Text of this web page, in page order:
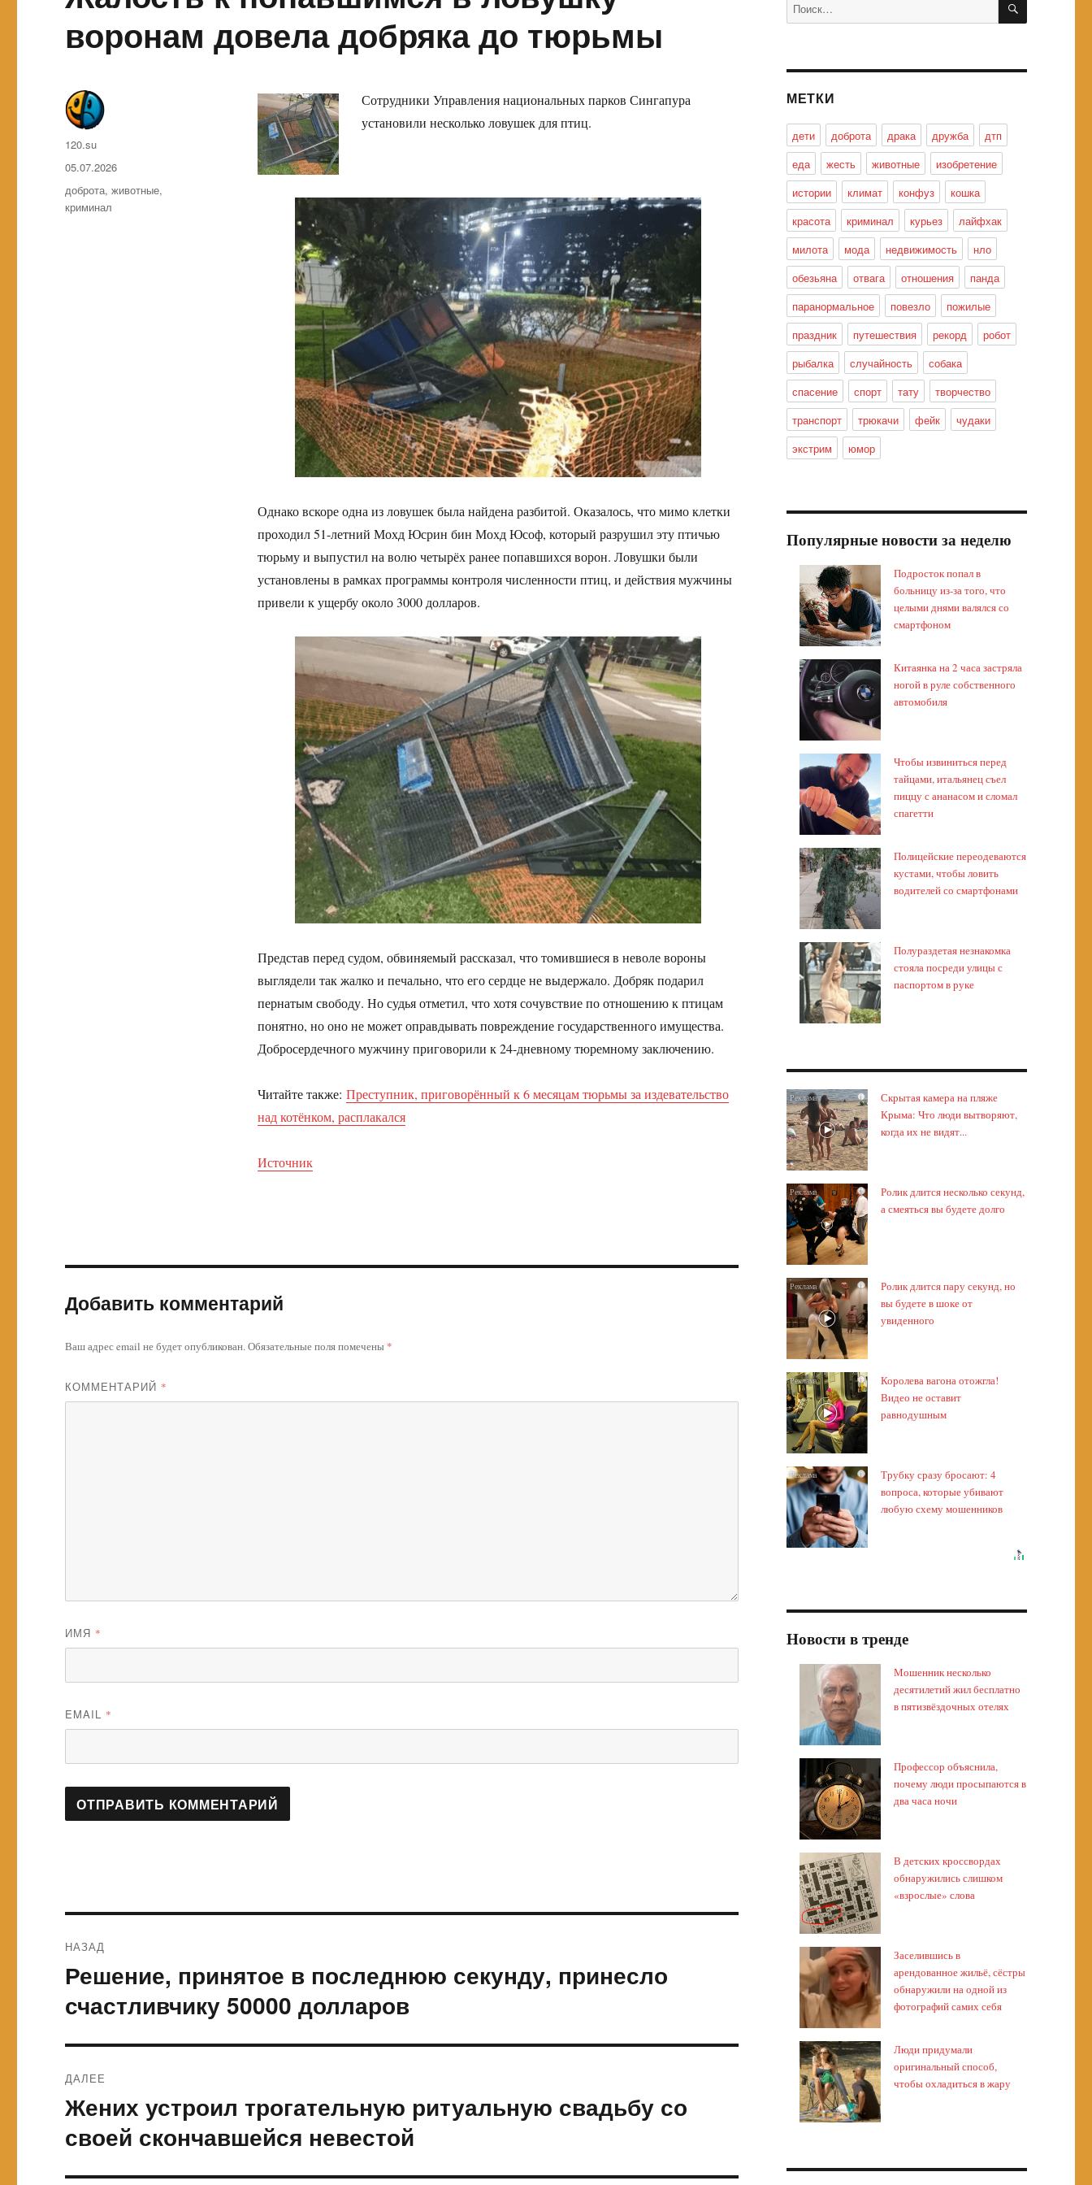
воронам довела добряка до тюрьмы
Сотрудники Управления национальных парков Сингапура
установили несколько ловушек для птиц.
Однако вскоре одна из ловушек была найдена разбитой. Оказалось, что мимо клетки
проходил 51-летний Мохд Юсрин бин Мохд Юсоф, который разрушил эту птичью
тюрьму и выпустил на волю четырёх ранее попавшихся ворон. Ловушки были
установлены в рамках программы контроля численности птиц, и действия мужчины
привели к ущербу около 3000 долларов.
Представ перед судом, обвиняемый рассказал, что томившиеся в неволе вороны
выглядели так жалко и печально, что его сердце не выдержало. Добряк подарил
пернатым свободу. Но судья отметил, что хотя сочувствие по отношению к птицам
понятно, но оно не может оправдывать повреждение государственного имущества.
Добросердечного мужчину приговорили к 24-дневному тюремному заключению.
Читайте также: Преступник, приговорённый к 6 месяцам тюрьмы за издевательство
над котёнком, расплакался
Источник
Автор
120.su
Опубликовано
05.07.2026
Метки
доброта,животные,
криминал
Добавить комментарий
Ваш адрес email не будет опубликован.Обязательные поля помечены *
КОММЕНТАРИЙ *
ИМЯ *
EMAIL *
по
записям
НАЗАД
Предыдущая
Решение, принятое в последнюю секунду, принесло
счастливчику 50000 долларов
ДАЛЕЕ
Следующая
Жених устроил трогательную ритуальную свадьбу со
своей скончавшейся невестой
МЕТКИ
дети доброта драка дружба
дтп
еда
жесть животные
изобретение
истории
климат конфуз
кошка
красота
криминал курьез
лайфхак
милота
мода недвижимость
нло
обезьяна
отвага отношения
панда
паранормальное
повезло
пожилые
праздник
путешествия рекорд
робот
рыбалка
случайность
собака
спасение
спорт тату
творчество
транспорт
трюкачи фейк
чудаки
экстрим
юмор
Популярные новости за неделю
Подросток попал в
больницу из-за того, что
целыми днями валялся со
смартфоном
Китаянка на 2 часа застряла
ногой в руле собственного
автомобиля
Чтобы извиниться перед
тайцами, итальянец съел
пиццу с ананасом и сломал
спагетти
Полицейские переодеваются
кустами, чтобы ловить
водителей со смартфонами
Полураздетая незнакомка
стояла посреди улицы с
паспортом в руке
i
Скрытая камера на пляже
Крыма: Что люди вытворяют,
когда их не видят...
i
Ролик длится несколько секунд,
а смеяться вы будете долго
i
Ролик длится пару секунд, но
вы будете в шоке от
увиденного
i
Королева вагона отожгла!
Видео не оставит
равнодушным
i
Трубку сразу бросают: 4
вопроса, которые убивают
любую схему мошенников
Новости в тренде
Мошенник несколько
десятилетий жил бесплатно
в пятизвёздочных отелях
Профессор объяснила,
почему люди просыпаются в
два часа ночи
В детских кроссвордах
обнаружились слишком
«взрослые» слова
Заселившись в
арендованное жильё, сёстры
обнаружили на одной из
фотографий самих себя
Люди придумали
оригинальный способ,
чтобы охладиться в жару